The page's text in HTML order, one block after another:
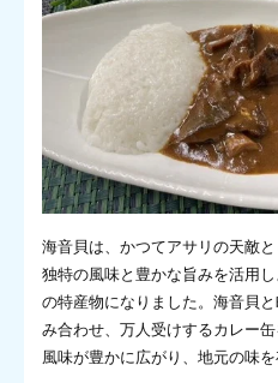
海音貝は、かつてアサリの天敵
独特の風味と豊かな旨みを活用
の特産物になりました。海音貝
み合わせ、万人受けするカレー
風味が豊かに広がり、地元の味